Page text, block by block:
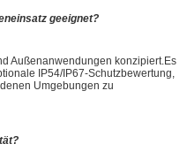
geeignet?
Außenanwendungen konzipiert.Es
IP54/IP67-Schutzbewertung,
Umgebungen zu